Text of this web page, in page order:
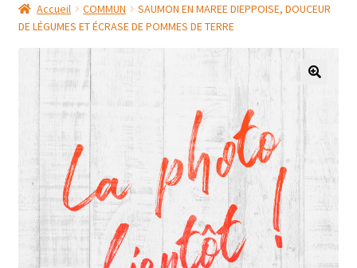
Plat du Jour/ Menu Week end
NOS BOUTIQUES
MON COMPTE
Accueil COMMUN
SAUMON EN MAREE DIEPPOISE, DOUCEUR
DE LÉGUMES ET ÉCRASE DE POMMES DE TERRE